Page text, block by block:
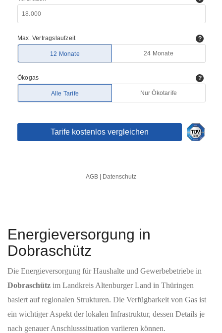
Energieversorgung in
Dobraschütz
Die Energieversorgung für Haushalte und Gewerbebetriebe in
Dobraschütz im Landkreis Altenburger Land in Thüringen
basiert auf regionalen Strukturen. Die Verfügbarkeit von Gas ist
ein wichtiger Aspekt der lokalen Infrastruktur, dessen Details je
nach genauer Anschlusssituation variieren können.